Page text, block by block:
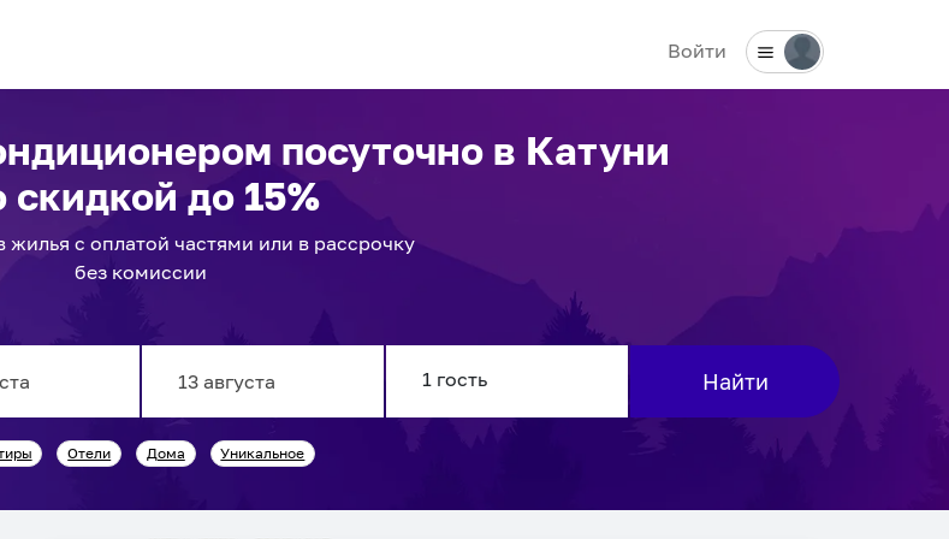
Войти
посуточно в Катуни
скидкой до 15%
жилья с оплатой частями или в рассрочку
без комиссии
backward
interact
Найти
Отели Дома Уникальное